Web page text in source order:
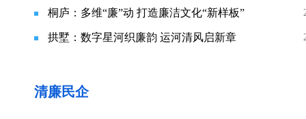
桐庐：多维“廉”动 打造廉洁文化“新样板”
拱墅：数字星河织廉韵 运河清风启新章
清廉民企